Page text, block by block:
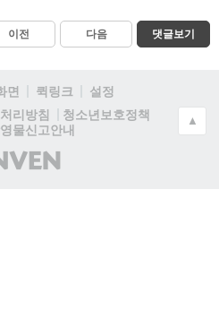
이전 다음 댓글보기
면 퀵링크
설정
리방침
청소년보호정책
물신고안내
(주)
인
▲